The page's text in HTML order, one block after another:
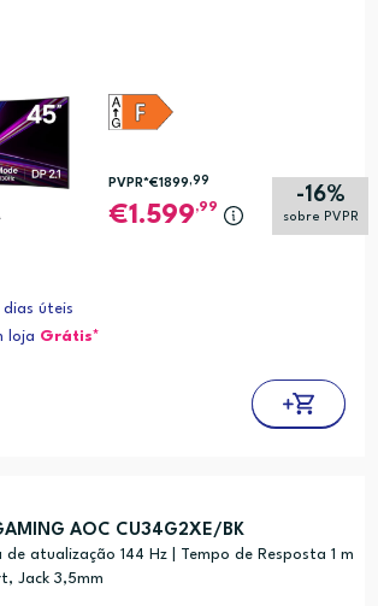
-16%
sobre PVPR
PVPR*€1899 ,99
1.599,99
úteis
loja Grátis*
AOC CU34G2XE/BK
atualização 144 Hz | Tempo de Resposta 1 m
Jack 3,5mm